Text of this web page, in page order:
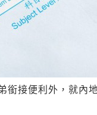
銜接便利外，就內